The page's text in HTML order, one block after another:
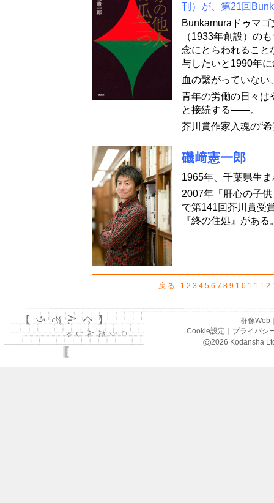
刊）が、第21回
Bunkamuraドゥマ
（1933年創設）の
念にとらわれること
与したいと1990年
血の繫がっていな
青年の労働の日々は
と接続する――。
芥川賞作家入魂の“
磯﨑憲一郎
1965年、千葉県生
2007年「肝心の子
で第141回芥川賞受
『終の住処』がある
戻る 1 2 3 4 5 6 7 8 9 10 11 12
群像Web
Cookie設定
プライバシ
©2026 Kodansha